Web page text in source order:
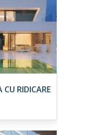
RIDICARE